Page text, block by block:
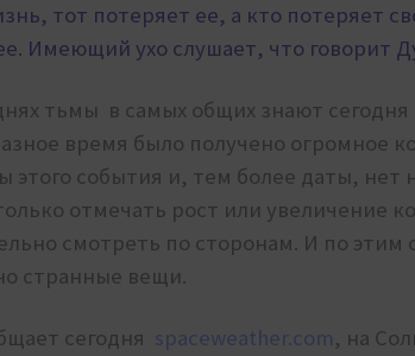
тот потеряет ее, а кто потеряет
Имеющий ухо слушает, что говорит
тьмы в самых общих знают сегодня
время было получено огромное
этого события и, тем более даты,
отмечать рост или увеличение
смотреть по сторонам. И по
странные вещи.
сегодня spaceweather.com, на